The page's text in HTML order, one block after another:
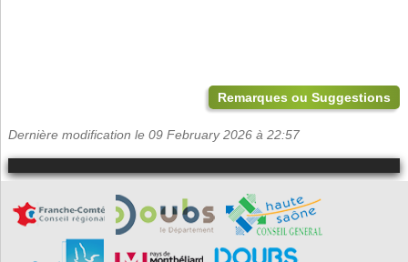
Remarques ou Suggestions
Dernière modification le 09 February 2026 à 22:57